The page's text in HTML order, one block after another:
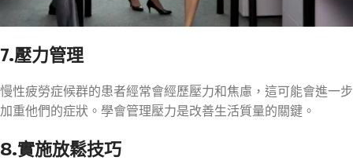
7.壓力管理
慢性疲勞症候群的患者經常會經歷壓力和焦慮，這可能會進一步
加重他們的症狀。學會管理壓力是改善生活質量的關鍵。
8.實施放鬆技巧